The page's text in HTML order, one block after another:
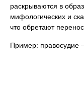
раскрываются в
мифологических и
что обретают
Пример: правосудие